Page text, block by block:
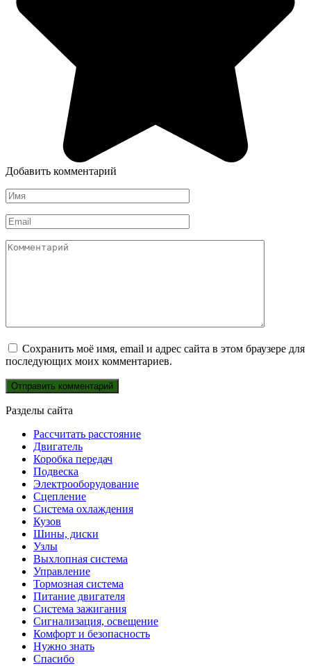
Добавить комментарий
Имя
*
Email
*
Комментарий
Сохранить моё имя, email и адрес сайта в этом браузере для
последующих моих комментариев.
Разделы сайта
Рассчитать расстояние
Двигатель
Коробка передач
Подвеска
Электрооборудование
Сцепление
Система охлаждения
Кузов
Шины, диски
Узлы
Выхлопная система
Управление
Тормозная система
Питание двигателя
Система зажигания
Сигнализация, освещение
Комфорт и безопасность
Нужно знать
Спасибо